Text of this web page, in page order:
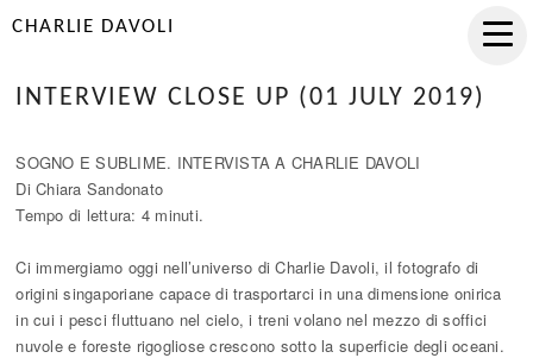
CHARLIE DAVOLI
INTERVIEW CLOSE UP (01 JULY 2019)
SOGNO E SUBLIME. INTERVISTA A CHARLIE DAVOLI
Di Chiara Sandonato
Tempo di lettura: 4 minuti.
Ci immergiamo oggi nell’universo di Charlie Davoli, il fotografo di
origini singaporiane capace di trasportarci in una dimensione onirica
in cui i pesci fluttuano nel cielo, i treni volano nel mezzo di soffici
nuvole e foreste rigogliose crescono sotto la superficie degli oceani.